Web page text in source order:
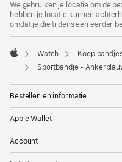
We gebruiken je locatie om de
hebben je locatie kunnen
omdat je die tijdens een eerder
Apple
Watch
Koop
Sportbandje -
Bestellen en informatie
Apple Wallet
Account